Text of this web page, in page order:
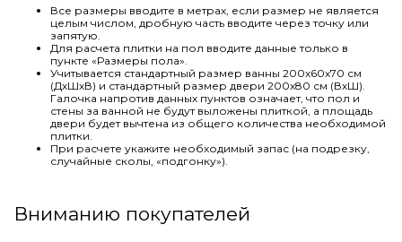
Все размеры вводите в метрах, если размер не является
целым числом, дробную часть вводите через точку или
запятую.
Для расчета плитки на пол вводите данные только в
пункте «Размеры пола».
Учитывается стандартный размер ванны 200х60х70 см
(ДхШхВ) и стандартный размер двери 200х80 см (ВхШ).
Галочка напротив данных пунктов означает, что пол и
стены за ванной не будут выложены плиткой, а площадь
двери будет вычтена из общего количества необходимой
плитки.
При расчете укажите необходимый запас (на подрезку,
случайные сколы, «подгонку»).
Вниманию покупателей